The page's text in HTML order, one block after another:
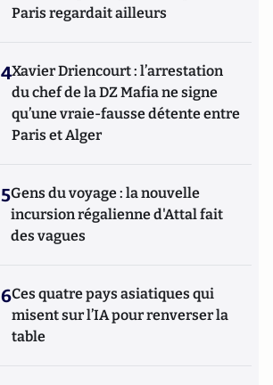
Paris regardait ailleurs
4Xavier Driencourt : l’arrestation
du chef de la DZ Mafia ne signe
qu’une vraie-fausse détente entre
Paris et Alger
5Gens du voyage : la nouvelle
incursion régalienne d'Attal fait
des vagues
6Ces quatre pays asiatiques qui
misent sur l’IA pour renverser la
table